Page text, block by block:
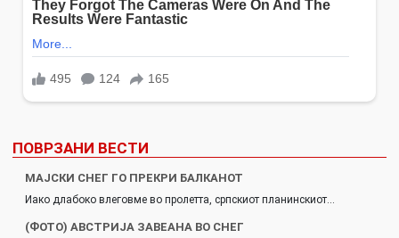
ПОВРЗАНИ ВЕСТИ
МАЈСКИ СНЕГ ГО ПРЕКРИ БАЛКАНОТ
Иако длабоко влеговме во пролетта, српскиот планинскиот…
(ФОТО) АВСТРИЈА ЗАВЕАНА ВО СНЕГ